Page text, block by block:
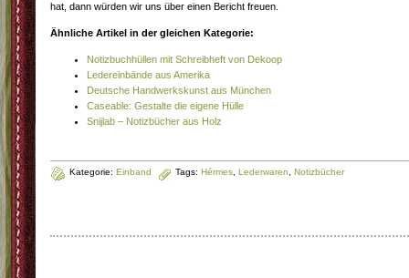
hat, dann würden wir uns über einen Bericht freuen.
Ähnliche Artikel in der gleichen Kategorie:
Notizbuchhüllen mit Schreibheft von Dekoop
Ledereinbände aus Amerika
Deutsche Handwerkskunst aus München
Caseable: Gestalte die eigene Hülle
Snijlab – Notizbücher aus Holz
Kategorie: Einband Tags: Hérmes Lederwaren Notizbücher